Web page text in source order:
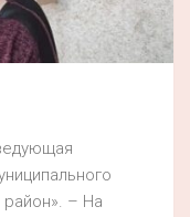
– На